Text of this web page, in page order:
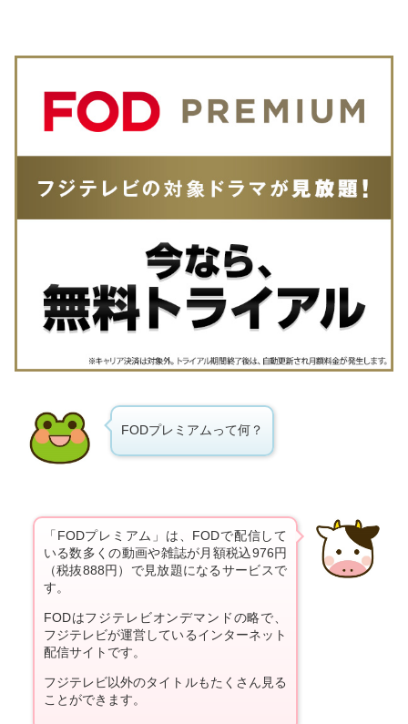
FODプレミアムって何？
「FODプレミアム」は、FODで配信して
いる数多くの動画や雑誌が月額税込976円
（税抜888円）で見放題になるサービスで
す。
FODはフジテレビオンデマンドの略で、
フジテレビが運営しているインターネット
配信サイトです。
フジテレビ以外のタイトルもたくさん見る
ことができます。